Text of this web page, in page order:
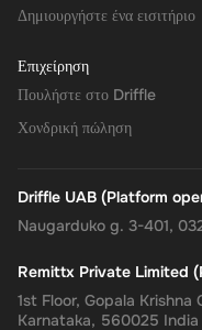
Δημιουργήστε ένα εισιτήριο
Επιχείρηση
Πουλήστε στο Driffle
Χονδρική πώληση
Driffle UAB (Platform
Naugarduko g. 3-401,
Remittx Private Limited
1st Floor, Gopala
Karnataka, 560025 India